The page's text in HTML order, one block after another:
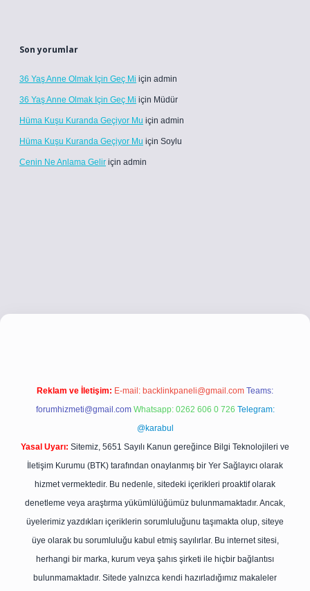
Son yorumlar
36 Yaş Anne Olmak Için Geç Mi için admin
36 Yaş Anne Olmak Için Geç Mi için Müdür
Hüma Kuşu Kuranda Geçiyor Mu için admin
Hüma Kuşu Kuranda Geçiyor Mu için Soylu
Cenin Ne Anlama Gelir için admin
betci girişbetci girişhiltonbet yeni giriş
Reklam ve İletişim: E-mail: backlinkpaneli@gmail.com Teams:
forumhizmeti@gmail.com Whatsapp: 0262 606 0 726 Telegram:
@karabul
Yasal Uyarı: Sitemiz, 5651 Sayılı Kanun gereğince Bilgi Teknolojileri ve
İletişim Kurumu (BTK) tarafından onaylanmış bir Yer Sağlayıcı olarak
hizmet vermektedir. Bu nedenle, sitedeki içerikleri proaktif olarak
denetleme veya araştırma yükümlülüğümüz bulunmamaktadır. Ancak,
üyelerimiz yazdıkları içeriklerin sorumluluğunu taşımakta olup, siteye
üye olarak bu sorumluluğu kabul etmiş sayılırlar. Bu internet sitesi,
herhangi bir marka, kurum veya şahıs şirketi ile hiçbir bağlantısı
bulunmamaktadır. Sitede yalnızca kendi hazırladığımız makaleler